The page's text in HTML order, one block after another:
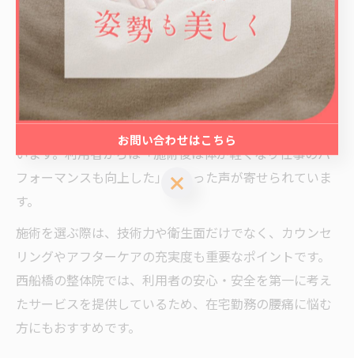
また、「西船橋 整骨院」「西船橋 整体 おすすめ」とい
ったキーワードで検索する方が多い通り、信頼できる地
域密着型の店舗が求められています。LACIQは船橋市山
野町に立地し、アクセスの良さとともに、4〜5回で疲れ
の根本改善を目指す独自のアプローチが高く評価されて
います。利用者からは「施術後は体が軽くなり仕事のパ
フォーマンスも向上した」といった声が寄せられていま
す。
施術を選ぶ際は、技術力や衛生面だけでなく、カウンセ
リングやアフターケアの充実度も重要なポイントです。
西船橋の整体院では、利用者の安心・安全を第一に考え
たサービスを提供しているため、在宅勤務の腰痛に悩む
方にもおすすめです。
お問い合わせはこちら
お問い合わせはこちら